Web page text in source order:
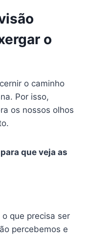
o
o caminho
Por isso,
os nossos olhos
que veja as
que precisa ser
percebemos e